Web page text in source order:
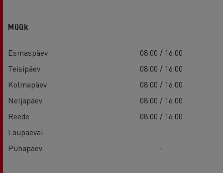
Müük
Esmaspäev
08:00 / 16:00
Teisipäev
08:00 / 16:00
Kolmapäev
08:00 / 16:00
Neljapäev
08:00 / 16:00
Reede
08:00 / 16:00
Laupäeval
-
Pühapäev
-